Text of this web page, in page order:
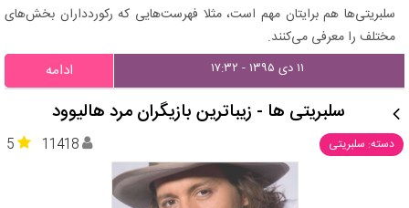
سلبریتی‌ها هم برایتان مهم است، مثلا فهرست‌هایی که رکوردداران بخش‌های
مختلف را معرفی می‌کنند.
۱۱ دی ۱۳۹۵ - ۱۷:۳۲ ادامه
سلبریتی ها - زیباترین بازیگران مرد هالیوود
دسته: سلبریتی 5 11418